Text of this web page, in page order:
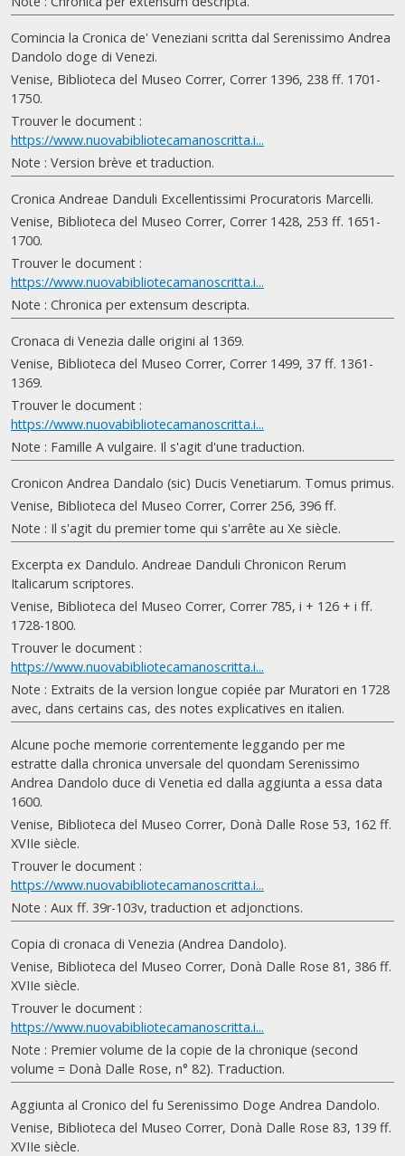
Comincia la Cronica de' Veneziani scritta dal Serenissimo Andrea
Dandolo doge di Venezi.
Venise, Biblioteca del Museo Correr, Correr 1396, 238 ff. 1701-
1750.
Trouver le document :
https://www.nuovabibliotecamanoscritta.i...
Note : Version brève et traduction.
Cronica Andreae Danduli Excellentissimi Procuratoris Marcelli.
Venise, Biblioteca del Museo Correr, Correr 1428, 253 ff. 1651-
1700.
Trouver le document :
https://www.nuovabibliotecamanoscritta.i...
Note : Chronica per extensum descripta.
Cronaca di Venezia dalle origini al 1369.
Venise, Biblioteca del Museo Correr, Correr 1499, 37 ff. 1361-
1369.
Trouver le document :
https://www.nuovabibliotecamanoscritta.i...
Note : Famille A vulgaire. Il s'agit d'une traduction.
Cronicon Andrea Dandalo (sic) Ducis Venetiarum. Tomus primus.
Venise, Biblioteca del Museo Correr, Correr 256, 396 ff.
Note : Il s'agit du premier tome qui s'arrête au Xe siècle.
Excerpta ex Dandulo. Andreae Danduli Chronicon Rerum
Italicarum scriptores.
Venise, Biblioteca del Museo Correr, Correr 785, i + 126 + i ff.
1728-1800.
Trouver le document :
https://www.nuovabibliotecamanoscritta.i...
Note : Extraits de la version longue copiée par Muratori en 1728
avec, dans certains cas, des notes explicatives en italien.
Alcune poche memorie correntemente leggando per me
estratte dalla chronica unversale del quondam Serenissimo
Andrea Dandolo duce di Venetia ed dalla aggiunta a essa data
1600.
Venise, Biblioteca del Museo Correr, Donà Dalle Rose 53, 162 ff.
XVIIe siècle.
Trouver le document :
https://www.nuovabibliotecamanoscritta.i...
Note : Aux ff. 39r-103v, traduction et adjonctions.
Copia di cronaca di Venezia (Andrea Dandolo).
Venise, Biblioteca del Museo Correr, Donà Dalle Rose 81, 386 ff.
XVIIe siècle.
Trouver le document :
https://www.nuovabibliotecamanoscritta.i...
Note : Premier volume de la copie de la chronique (second
volume = Donà Dalle Rose, n° 82). Traduction.
Aggiunta al Cronico del fu Serenissimo Doge Andrea Dandolo.
Venise, Biblioteca del Museo Correr, Donà Dalle Rose 83, 139 ff.
XVIIe siècle.